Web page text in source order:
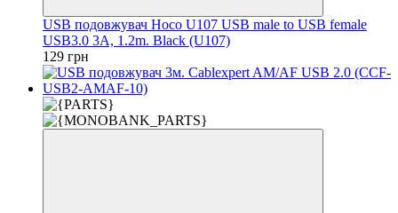
USB подовжувач Hoco U107 USB male to USB female
USB3.0 3A, 1.2m. Black (U107)
129 грн